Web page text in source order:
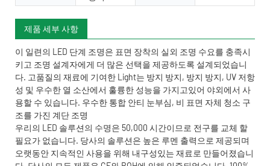
제품 세부 사항
이 일련의 LED 단계 조명은 표면 장착의 실외 조명 수요를 충족시
키고 조명 설계자에게 더 많은 선택을 제공하도록 설계되었습니
다. 고품질의 재료에 기여한 Light는 방지 방지, 방지 방지, UV 저항
성 및 우수한 열 소산에서 훌륭한 성능을 가지고있어 야외에서 사
용할 수 있습니다. 우수한 통합 안티 눈부심, 비 표면 자체 청소 구
조를 가진 계단 조명
우리의 LED 솔루션의 수명은 50,000 시간이므로 전구를 교체 할
필요가 없습니다. 당사의 솔루션은 높은 루멘 출력으로 제공되며
오랫동안 지속적인 사용을 위해 내구성있는 재료로 만들어졌습니